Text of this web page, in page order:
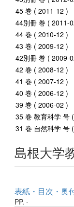
45 巻 ( 2011-12 )
44別冊 巻 ( 2011-
44 巻 ( 2010-12 )
43 巻 ( 2009-12 )
42別冊 巻 ( 2009-
42 巻 ( 2008-12 )
41 巻 ( 2007-12 )
40 巻 ( 2006-12 )
39 巻 ( 2006-02 )
35 巻 教育科学 号
31 巻 自然科学 号
島根大学
表紙・目次・奥
PP. -